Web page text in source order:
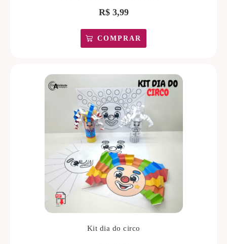
R$3,99
COMPRAR
Kit dia do circo